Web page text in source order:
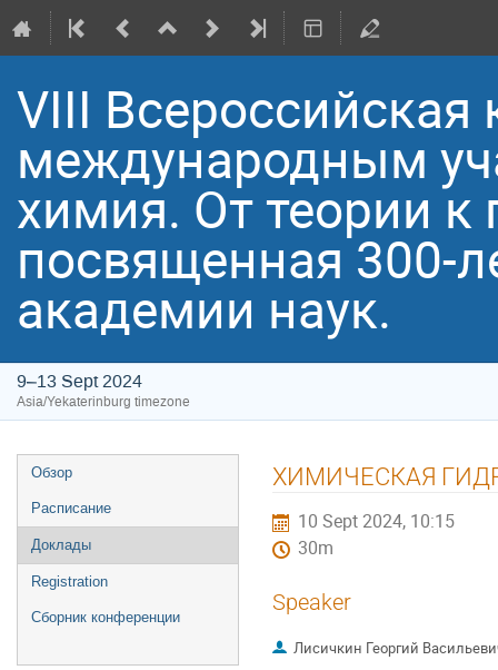
VIII
международным
химия. От теории к
посвященная 300-
академии наук.
9–13 Sept 2024
Asia/Yekaterinburg timezone
Event
menu
Обзор
Расписание
Доклады
Registration
Сборник конференции
ХИМИЧЕСКАЯ
10 Sept 2024, 10:15
30m
Speaker
Лисичкин Георгий